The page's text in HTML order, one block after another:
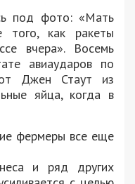
под фото: «Мать
того, как ракеты
вчера». Восемь
авиаударов по
от Джен Стаут из
яйца, когда в
фермеры все еще
и ряд других